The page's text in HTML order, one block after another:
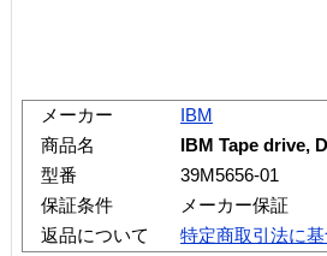
メーカー
IBM
商品名
IBM Tape drive,
型番
39M5656-01
保証条件
メーカー保証
返品について
特定商取引法に